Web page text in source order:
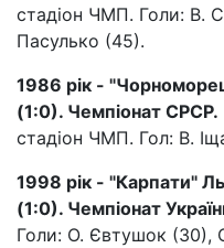
стадіон ЧМП. Голи: В.
Пасулько (45).
1986 рік -
(1:0). Чемпіонат СРСР.
стадіон ЧМП. Гол: В.
1998 рік - "Карпати"
(1:0). Чемпіонат
Голи: О. Євтушок (30),